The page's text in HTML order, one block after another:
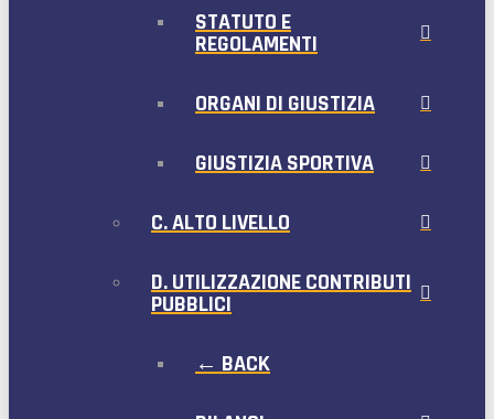
STATUTO E
REGOLAMENTI
ORGANI DI GIUSTIZIA
GIUSTIZIA SPORTIVA
C. ALTO LIVELLO
D. UTILIZZAZIONE CONTRIBUTI
PUBBLICI
← BACK